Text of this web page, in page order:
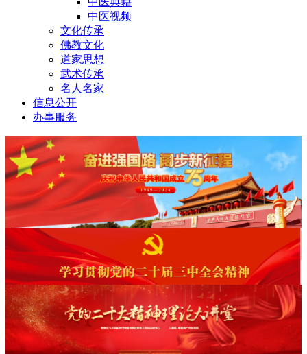
中医视频
文化传承
佛教文化
道家思想
武术传承
名人名家
信息公开
办事服务